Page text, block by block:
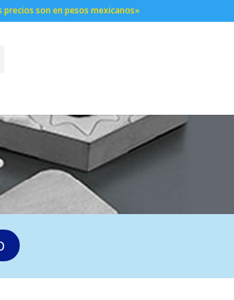
precios son en pesos mexicanos»